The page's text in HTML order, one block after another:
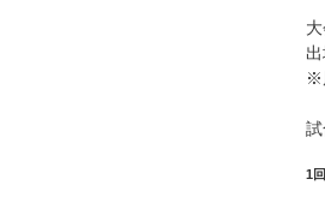
大
※
試
1